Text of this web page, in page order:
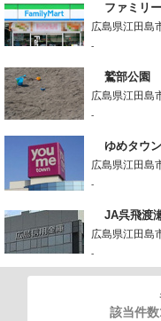
ファミリ
広島県江田島
-
鷲部公園
広島県江田島
-
ゆめタウ
広島県江田島
-
JA呉飛渡
広島県江田島
-
該当件